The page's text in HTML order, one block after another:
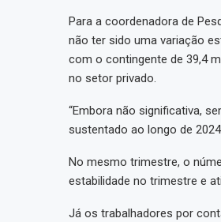
Para a coordenadora de
não ter sido uma variação
com o contingente de 39,4
no setor privado.
“Embora não significativa,
sustentado ao longo de
No mesmo trimestre, o
estabilidade no trimestre e
Já os trabalhadores por